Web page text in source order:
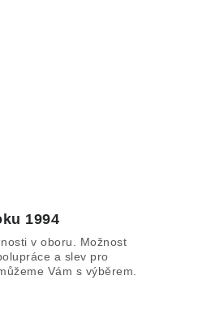
1994
v oboru. Možnost
a slev pro
Vám s výběrem.